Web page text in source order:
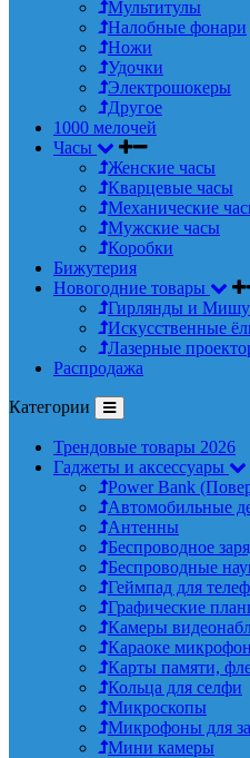
Мультитулы
Налобные фонари
Ножи
Удочки
Электрошокеры
Другое
1000 мелочей
Часы
Женские часы
Кварцевые часы
Механические
Мужские часы
Коробки
Бижутерия
Новогодние товары
Гирлянды и
Искусственные
Лазерные
Распродажа
Категории
Трендовые товары 2026
Гаджеты и аксессуары
Power Bank
Автомобильные
Антенны
Беспроводное
Беспроводные
Геймпад для
Графические
Камеры
Караоке микрофон
Карты памяти,
Кольца для селфи
Микроскопы
Микрофоны для
Мини камеры